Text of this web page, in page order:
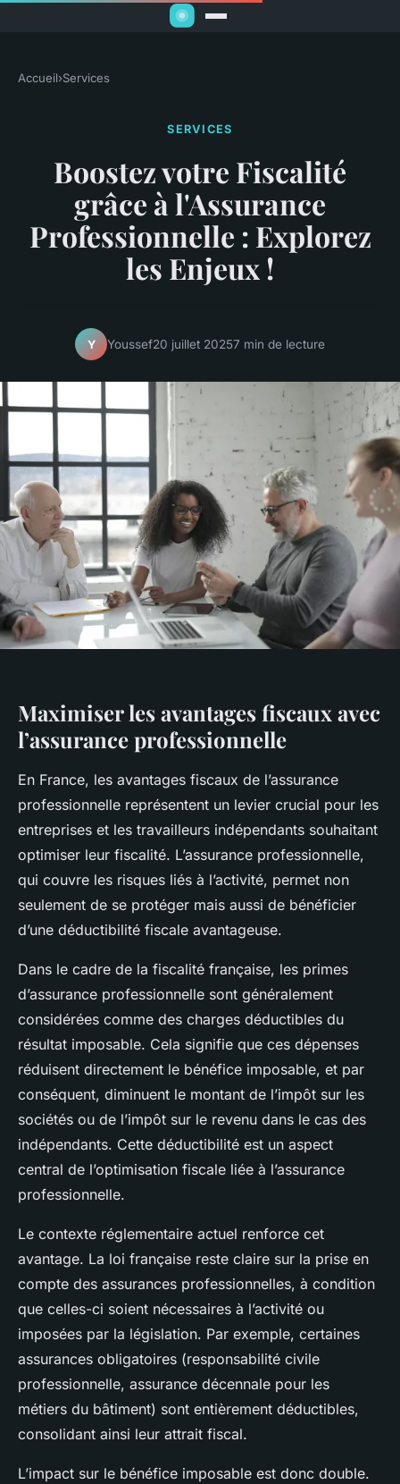
Accueil›Services
SERVICES
Boostez votre Fiscalité
grâce à l'Assurance
Professionnelle : Explorez
les Enjeux !
Y Youssef20 juillet 20257 min de lecture
Maximiser les avantages fiscaux avec
l’assurance professionnelle
En France, les avantages fiscaux de l’assurance
professionnelle représentent un levier crucial pour les
entreprises et les travailleurs indépendants souhaitant
optimiser leur fiscalité. L’assurance professionnelle,
qui couvre les risques liés à l’activité, permet non
seulement de se protéger mais aussi de bénéficier
d’une déductibilité fiscale avantageuse.
Dans le cadre de la fiscalité française, les primes
d’assurance professionnelle sont généralement
considérées comme des charges déductibles du
résultat imposable. Cela signifie que ces dépenses
réduisent directement le bénéfice imposable, et par
conséquent, diminuent le montant de l’impôt sur les
sociétés ou de l’impôt sur le revenu dans le cas des
indépendants. Cette déductibilité est un aspect
central de l’optimisation fiscale liée à l’assurance
professionnelle.
Le contexte réglementaire actuel renforce cet
avantage. La loi française reste claire sur la prise en
compte des assurances professionnelles, à condition
que celles-ci soient nécessaires à l’activité ou
imposées par la législation. Par exemple, certaines
assurances obligatoires (responsabilité civile
professionnelle, assurance décennale pour les
métiers du bâtiment) sont entièrement déductibles,
consolidant ainsi leur attrait fiscal.
L’impact sur le bénéfice imposable est donc double.